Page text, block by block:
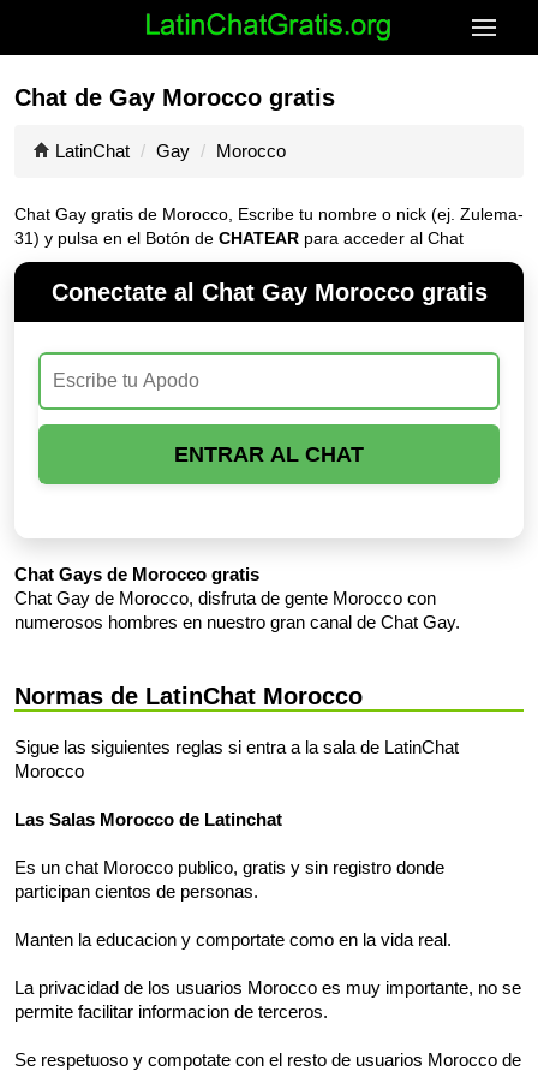
Chat de Gay Morocco gratis
LatinChat Gay Morocco
Chat Gay gratis de Morocco, Escribe tu nombre o nick (ej. Zulema-
31) y pulsa en el Botón de CHATEAR para acceder al Chat
Conectate al Chat Gay Morocco gratis
ENTRAR AL CHAT
Chat Gays de Morocco gratis
Chat Gay de Morocco, disfruta de gente Morocco con
numerosos hombres en nuestro gran canal de Chat Gay.
Normas de LatinChat Morocco
Sigue las siguientes reglas si entra a la sala de LatinChat
Morocco
Las Salas Morocco de Latinchat
Es un chat Morocco publico, gratis y sin registro donde
participan cientos de personas.
Manten la educacion y comportate como en la vida real.
La privacidad de los usuarios Morocco es muy importante, no se
permite facilitar informacion de terceros.
Se respetuoso y compotate con el resto de usuarios Morocco de